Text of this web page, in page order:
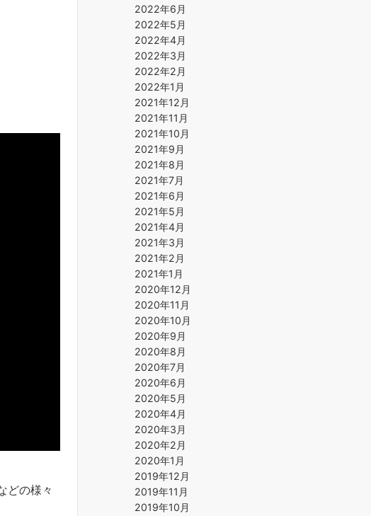
どの様々
2022年6月
2022年5月
2022年4月
2022年3月
2022年2月
2022年1月
2021年12月
2021年11月
2021年10月
2021年9月
2021年8月
2021年7月
2021年6月
2021年5月
2021年4月
2021年3月
2021年2月
2021年1月
2020年12月
2020年11月
2020年10月
2020年9月
2020年8月
2020年7月
2020年6月
2020年5月
2020年4月
2020年3月
2020年2月
2020年1月
2019年12月
2019年11月
2019年10月